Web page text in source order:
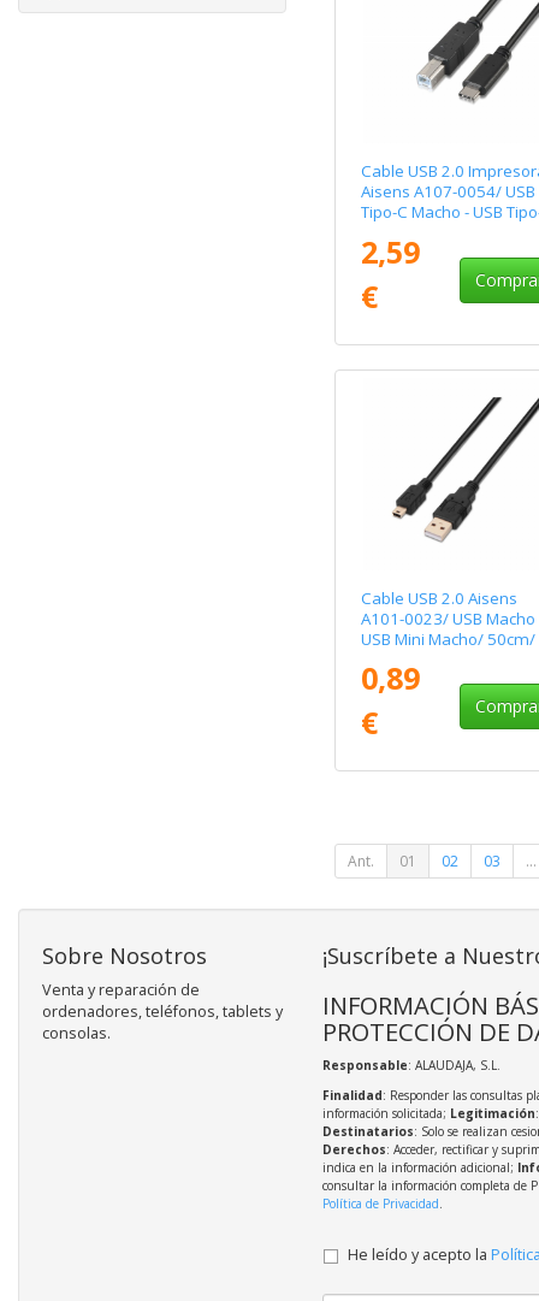
Cable USB 2.0
Aisens A107-0054/ USB
Tipo-C Macho - USB
Negro
2,59
€
Cable USB 2.0 Aisens
A101-0023/ USB Macho
USB Mini Macho/ 50cm/
0,89
€
Ant. 01 02 03 ...
Sobre Nosotros
Venta y reparación de
ordenadores, teléfonos, tablets y
consolas.
¡Suscríbete a
INFORMACIÓN
PROTECCIÓN DE
Responsable: ALAUDAJA, S.L.
Finalidad: Responder las consultas
información solicitada; Legitimación
Destinatarios: Solo se realizan
Derechos: Acceder, rectificar y
indica en la información adicional;
consultar la información completa de
Política de Privacidad.
He leído y acepto la